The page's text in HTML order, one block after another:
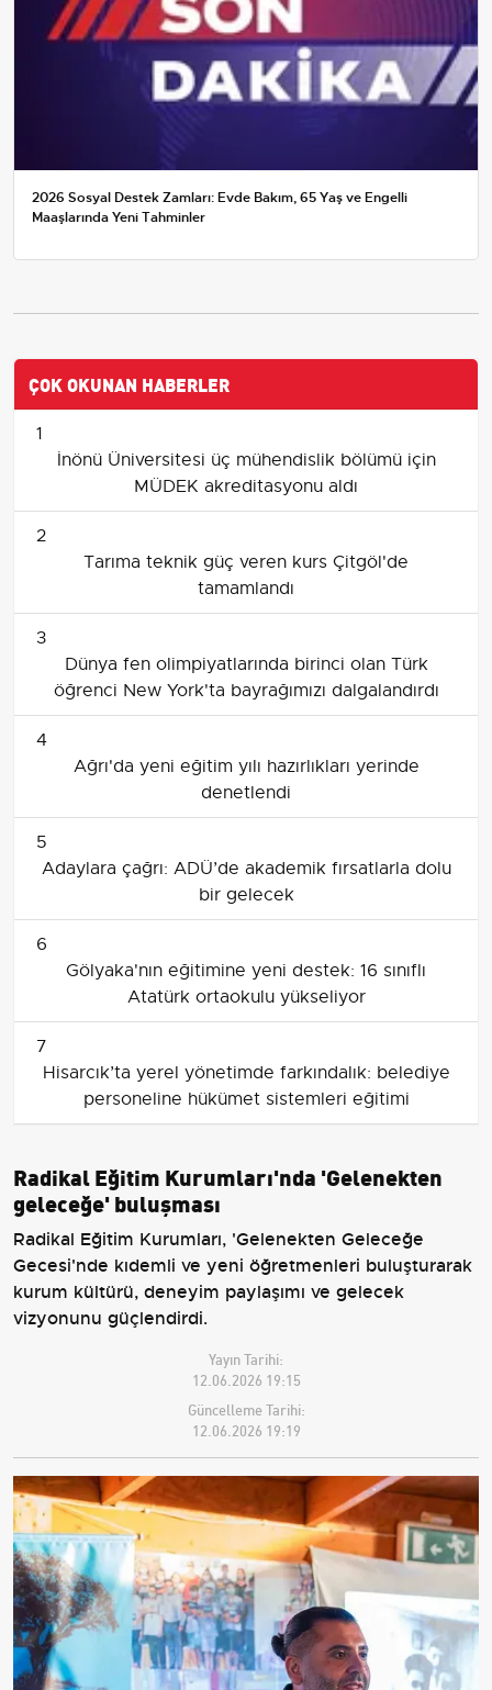
2026 Sosyal Destek Zamları: Evde Bakım, 65 Yaş ve Engelli
Maaşlarında Yeni Tahminler
ÇOK OKUNAN HABERLER
1
İnönü Üniversitesi üç mühendislik bölümü için
MÜDEK akreditasyonu aldı
2
Tarıma teknik güç veren kurs Çitgöl'de
tamamlandı
3
Dünya fen olimpiyatlarında birinci olan Türk
öğrenci New York'ta bayrağımızı dalgalandırdı
4
Ağrı'da yeni eğitim yılı hazırlıkları yerinde
denetlendi
5
Adaylara çağrı: ADÜ’de akademik fırsatlarla dolu
bir gelecek
6
Gölyaka'nın eğitimine yeni destek: 16 sınıflı
Atatürk ortaokulu yükseliyor
7
Hisarcık’ta yerel yönetimde farkındalık: belediye
personeline hükümet sistemleri eğitimi
Radikal Eğitim Kurumları'nda 'Gelenekten
geleceğe' buluşması
Radikal Eğitim Kurumları, 'Gelenekten Geleceğe
Gecesi'nde kıdemli ve yeni öğretmenleri buluşturarak
kurum kültürü, deneyim paylaşımı ve gelecek
vizyonunu güçlendirdi.
Yayın Tarihi:
12.06.2026 19:15
Güncelleme Tarihi:
12.06.2026 19:19